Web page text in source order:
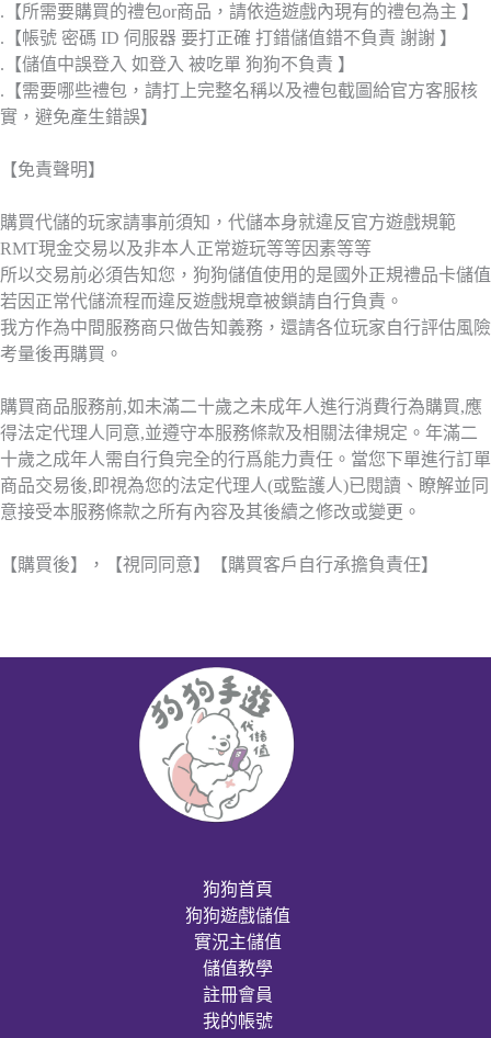
.【所需要購買的禮包or商品，請依造遊戲內現有的禮包為主 】
.【帳號 密碼 ID 伺服器 要打正確 打錯儲值錯不負責 謝謝 】
.【儲值中誤登入 如登入 被吃單 狗狗不負責 】
.【需要哪些禮包，請打上完整名稱以及禮包截圖給官方客服核
實，避免產生錯誤】
【免責聲明】
購買代儲的玩家請事前須知，代儲本身就違反官方遊戲規範
RMT現金交易以及非本人正常遊玩等等因素等等
所以交易前必須告知您，狗狗儲值使用的是國外正規禮品卡儲值
若因正常代儲流程而違反遊戲規章被鎖請自行負責。
我方作為中間服務商只做告知義務，還請各位玩家自行評估風險
考量後再購買。
購買商品服務前,如未滿二十歲之未成年人進行消費行為購買,應
得法定代理人同意,並遵守本服務條款及相關法律規定。年滿二
十歲之成年人需自行負完全的行爲能力責任。當您下單進行訂單
商品交易後,即視為您的法定代理人(或監護人)已閱讀、瞭解並同
意接受本服務條款之所有內容及其後續之修改或變更。
【購買後】，【視同同意】【購買客戶自行承擔負責任】
狗狗首頁
狗狗遊戲儲值
實況主儲值
儲值教學
註冊會員
我的帳號